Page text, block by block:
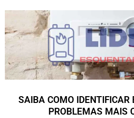
SAIBA COMO IDENTIFICAR
PROBLEMAS MAIS